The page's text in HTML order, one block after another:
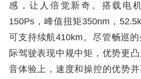
感，让人倍觉新奇。搭载电
150Ps，峰值扭矩350nm，
可支持续航410km。尽管畅巡
际驾驶表现中规中矩，优势更
音体验上，速度和操控的优势